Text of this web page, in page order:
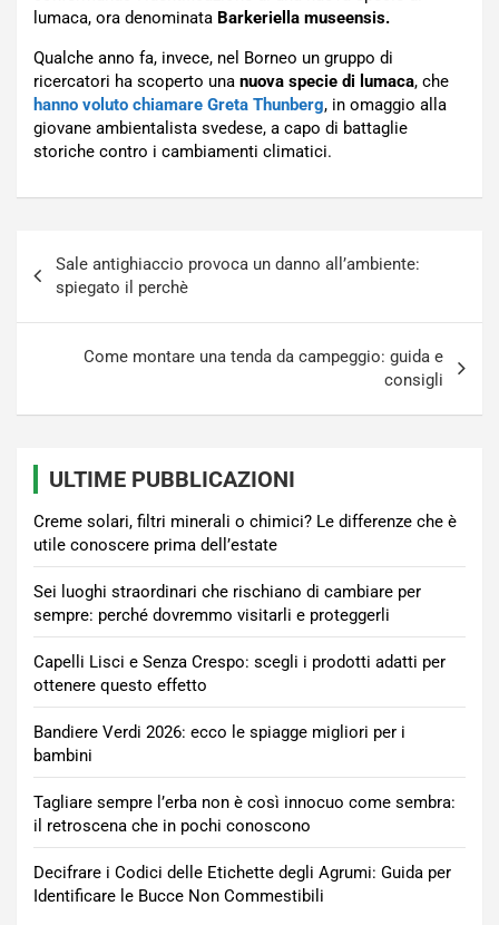
lumaca, ora denominata Barkeriella museensis.
Qualche anno fa, invece, nel Borneo un gruppo di
ricercatori ha scoperto una nuova specie di lumaca, che
hanno voluto chiamare Greta Thunberg, in omaggio alla
giovane ambientalista svedese, a capo di battaglie
storiche contro i cambiamenti climatici.
articoli
Sale antighiaccio provoca un danno all’ambiente:
spiegato il perchè
Come montare una tenda da campeggio: guida e
consigli
ULTIME PUBBLICAZIONI
Creme solari, filtri minerali o chimici? Le differenze che è
utile conoscere prima dell’estate
Sei luoghi straordinari che rischiano di cambiare per
sempre: perché dovremmo visitarli e proteggerli
Capelli Lisci e Senza Crespo: scegli i prodotti adatti per
ottenere questo effetto
Bandiere Verdi 2026: ecco le spiagge migliori per i
bambini
Tagliare sempre l’erba non è così innocuo come sembra:
il retroscena che in pochi conoscono
Decifrare i Codici delle Etichette degli Agrumi: Guida per
Identificare le Bucce Non Commestibili